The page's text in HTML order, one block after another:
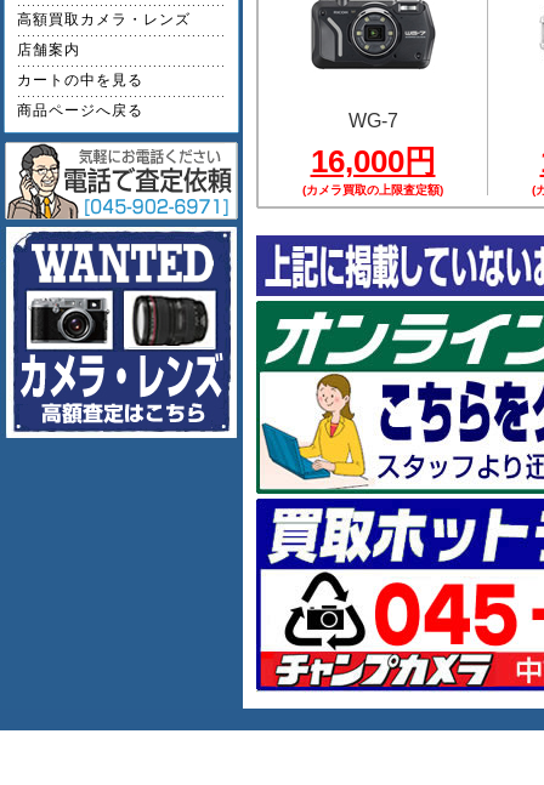
高額買取カメラ・レンズ
店舗案内
カートの中を見る
商品ページへ戻る
WG-7
16,000円
(カメラ買取の上限査定額) (